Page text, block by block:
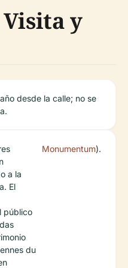
y
desde la calle; no se
a la
El
público
du
Monumentum).